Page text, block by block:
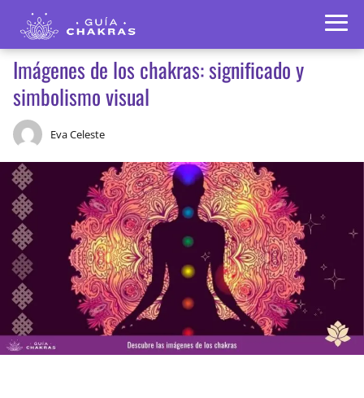
Imágenes de los chakras: significado y
simbolismo visual
Eva Celeste